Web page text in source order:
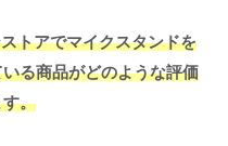
トアでマイクスタンドを
る商品がどのような評価
。